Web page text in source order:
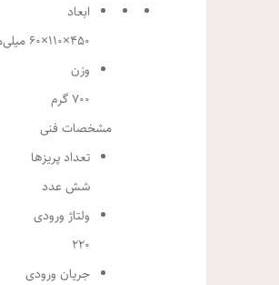
ابعاد
450×110×60 میلی‌متر
وزن
700 گرم
مشخصات فنی
تعداد پریزها
شش عدد
ولتاژ ورودی
220
جریان ورودی